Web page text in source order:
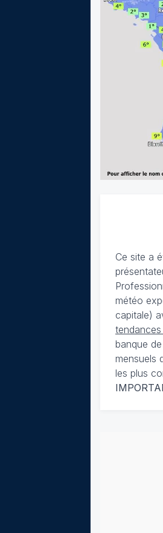
Ce site a
météo
capitale)
banque
mensuels
les plus